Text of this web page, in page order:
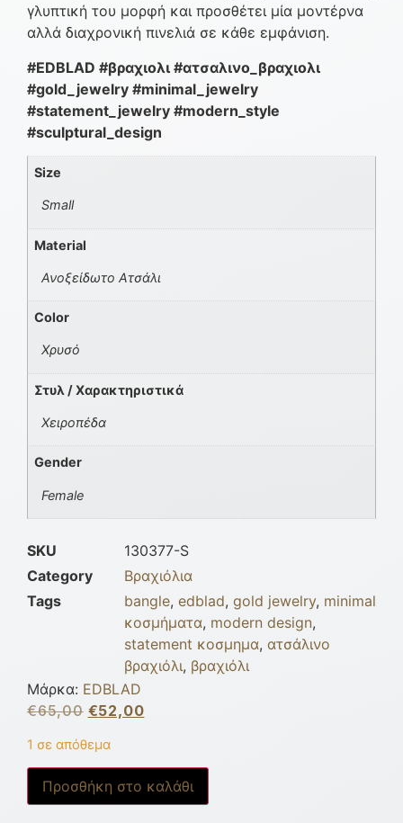
γλυπτική του μορφή και προσθέτει μία μοντέρνα
αλλά διαχρονική πινελιά σε κάθε εμφάνιση.
#EDBLAD #βραχιολι #ατσαλινο_βραχιολι
#gold_jewelry #minimal_jewelry
#statement_jewelry #modern_style
#sculptural_design
Size
Small
Material
Ανοξείδωτο Ατσάλι
Color
Χρυσό
Στυλ / Χαρακτηριστικά
Χειροπέδα
Gender
Female
SKU
130377-S
Category
Βραχιόλια
Tags
bangle, edblad, gold jewelry, minimal
κοσμήματα, modern design,
statement κοσμημα, ατσάλινο
βραχιόλι, βραχιόλι
Μάρκα: EDBLAD
€65,00 €52,00
1 σε απόθεμα
Προσθήκη στο καλάθι